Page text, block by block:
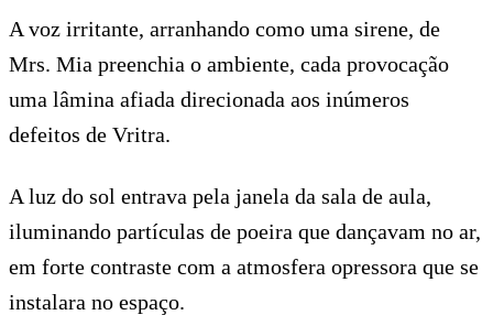
A voz irritante, arranhando como uma sirene, de
Mrs. Mia preenchia o ambiente, cada provocação
uma lâmina afiada direcionada aos inúmeros
defeitos de Vritra.
A luz do sol entrava pela janela da sala de aula,
iluminando partículas de poeira que dançavam no ar,
em forte contraste com a atmosfera opressora que se
instalara no espaço.